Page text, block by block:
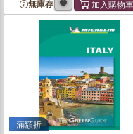
無庫存
滿額折